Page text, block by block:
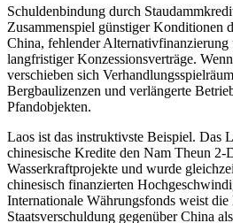
Schuldenbindung durch
Zusammenspiel günstiger Konditionen
China, fehlender
langfristiger Konzessionsverträge.
verschieben sich
Bergbaulizenzen und verlängerte
Pfandobjekten.
Laos ist das instruktivste Beispiel. Das
chinesische Kredite den Nam Theun 2-
Wasserkraftprojekte und wurde
chinesisch finanzierten
Internationale Währungsfonds weist die
Staatsverschuldung gegenüber China